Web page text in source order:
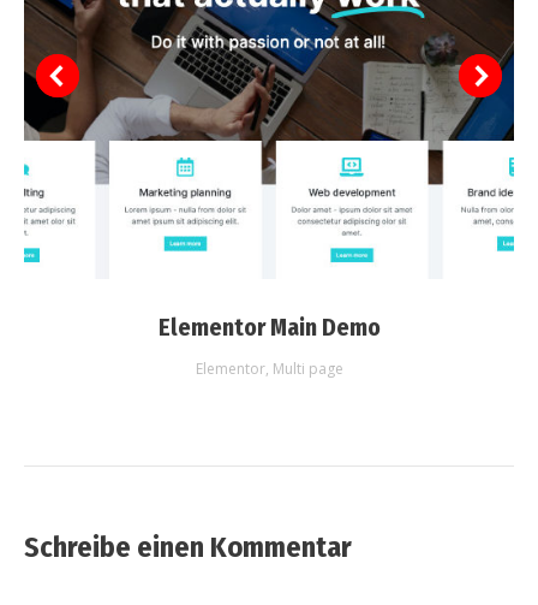
Elementor Main Demo
Elementor, Multi page
Schreibe einen Kommentar